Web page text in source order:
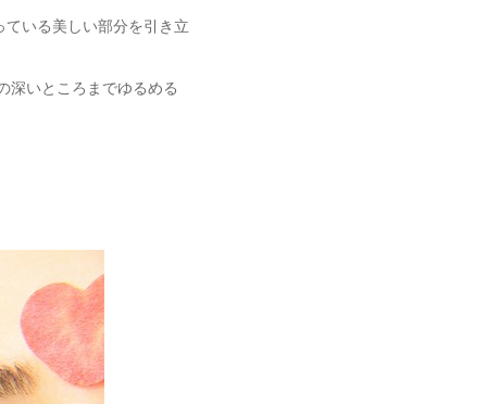
いる美しい部分を引き立
深いところまでゆるめる